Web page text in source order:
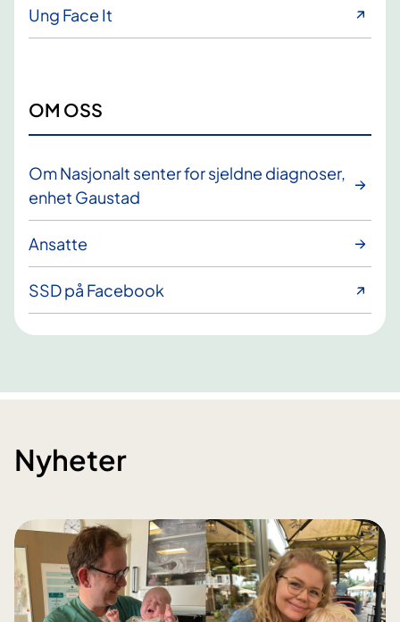
Ung Face It
OM OSS
Om Nasjonalt senter for sjeldne diagnoser,
enhet Gaustad
Ansatte
SSD på Facebook
Nyheter